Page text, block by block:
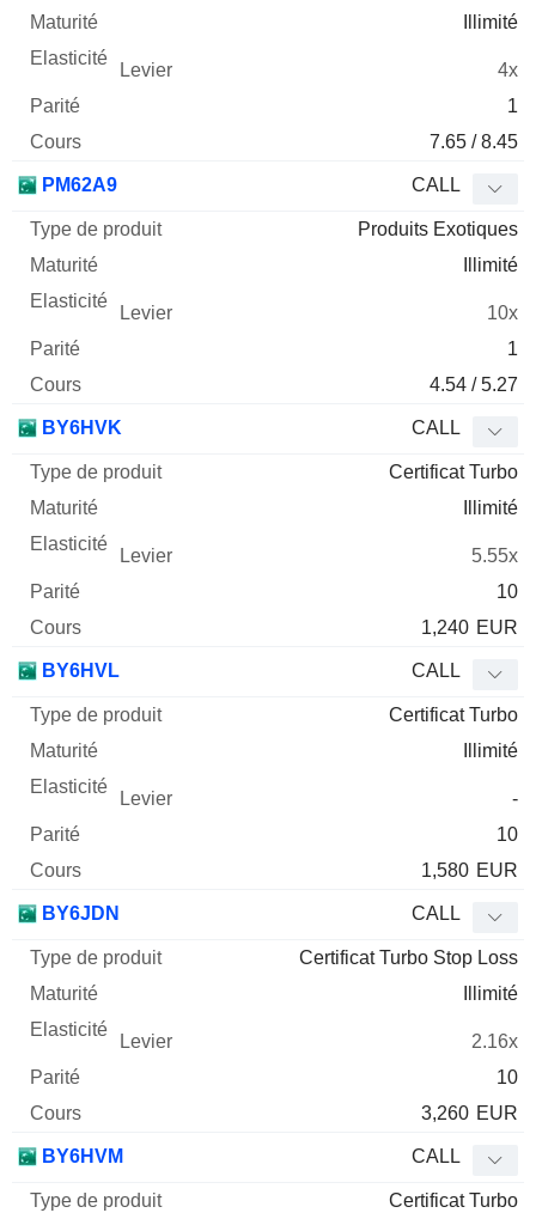
Illimité
4x
1
7.65 / 8.45
PM62A9 CALL
Produits Exotiques
Illimité
10x
1
4.54 / 5.27
BY6HVK CALL
Certificat Turbo
Illimité
5.55x
10
1,240 EUR
BY6HVL CALL
Certificat Turbo
Illimité
-
10
1,580 EUR
BY6JDN CALL
Certificat Turbo Stop Loss
Illimité
2.16x
10
3,260 EUR
BY6HVM CALL
Certificat Turbo